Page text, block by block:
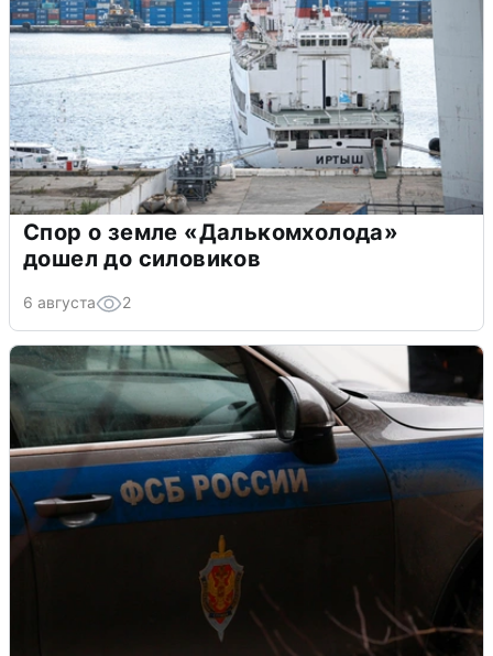
Спор о земле «Далькомхолода»
дошел до силовиков
6 августа 2